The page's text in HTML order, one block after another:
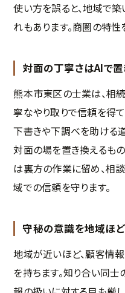
使い方を誤ると、地域で
れもあります。商圏の特
対面の丁寧さはAIで
熊本市東区の士業は、相
寧なやり取りで信頼を得
下書きや下調べを助ける
対面の場を置き換えるも
は裏方の作業に留め、相
域での信頼を守ります。
守秘の意識を地域ほ
地域が近いほど、顧客情
を持ちます。知り合い同